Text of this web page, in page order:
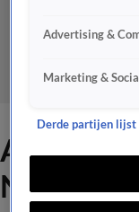
NPO kan
Advertising &
Marketing &
Derde partijen lijst